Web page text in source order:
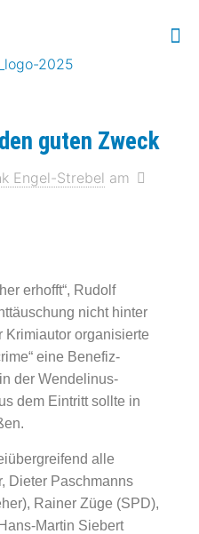
guten Zweck
Engel-Strebel am
erhofft“, Rudolf
nicht hinter
Krimiautor organisierte
eine Benefiz-
der Wendelinus-
dem Eintritt sollte in
alle
Dieter Paschmanns
Rainer Züge (SPD),
Martin Siebert